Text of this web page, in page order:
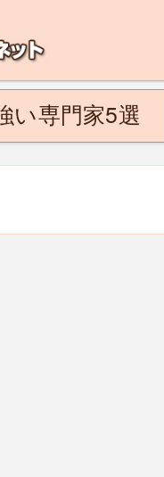
すすめ。将来、認知症にな
い専門家5選